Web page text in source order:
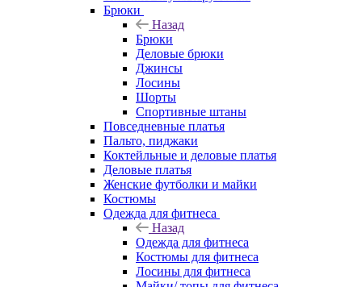
Брюки
Назад
Брюки
Деловые брюки
Джинсы
Лосины
Шорты
Спортивные штаны
Повседневные платья
Пальто, пиджаки
Коктейльные и деловые платья
Деловые платья
Женские футболки и майки
Костюмы
Одежда для фитнеса
Назад
Одежда для фитнеса
Костюмы для фитнеса
Лосины для фитнеса